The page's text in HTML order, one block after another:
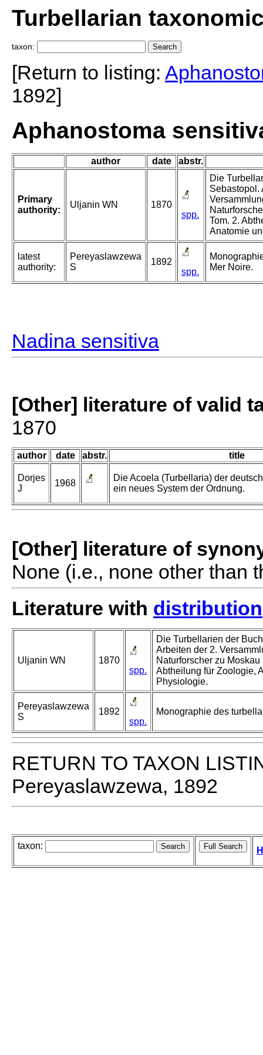
Turbellarian
taxon:
[Return to listing:
1892]
Aphanostoma
author date abstr.
Primary
authority:
Uljanin WN
1870
spp.
Die
Sebastopol.
Tom. 2.
Anatomie
latest
authority:
Pereyaslawzewa
S
1892
spp.
Mer Noire.
Nadina sensitiva
[Other] literature of valid
1870
author date abstr. title
Dorjes
J
1968
Die Acoela (Turbellaria) der
ein neues System der Ordnung.
[Other] literature of
None (i.e., none other than
Literature with distribution
Uljanin WN
1870
spp.
Die Turbellarien der
Arbeiten der 2.
Naturforscher zu Moskau
Abtheilung für Zoologie,
Physiologie.
Pereyaslawzewa
S
1892
spp.
Monographie des
RETURN TO TAXON
Pereyaslawzewa, 1892
taxon: